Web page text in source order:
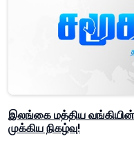
இலங்கை மத்திய வங்கியின்
முக்கிய நிகழ்வு!